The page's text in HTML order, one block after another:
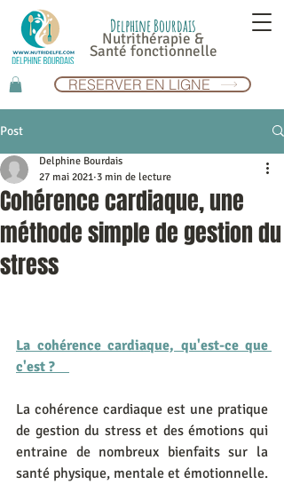
Delphine Bourdais
Nutrithérapie &
Santé fonctionnelle
RESERVER EN LIGNE
Post
Cohérence cardiaque, une
méthode simple de gestion du
stress
Delphine Bourdais
27 mai 2021 3 min de lecture
La cohérence cardiaque, qu'est-ce que
c'est ?
La cohérence cardiaque est une pratique
de gestion du stress et des émotions qui
entraine de nombreux bienfaits sur la